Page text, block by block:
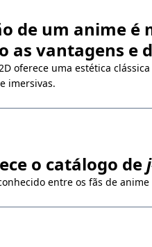
de um anime é
as vantagens e
oferece uma estética
imersivas.
o catálogo de
entre os fãs de